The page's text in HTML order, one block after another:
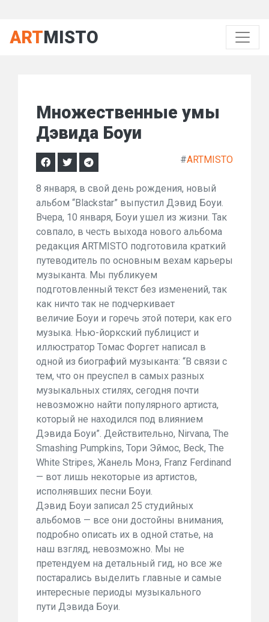
ARTMISTO
Множественные умы
Дэвида Боуи
#ARTMISTO
8 января, в свой день рождения, новый
альбом “Blackstar” выпустил Дэвид Боуи.
Вчера, 10 января, Боуи ушел из жизни. Так
совпало, в честь выхода нового альбома
редакция ARTMISTO подготовила краткий
путеводитель по основным вехам карьеры
музыканта. Мы публикуем
подготовленный текст без изменений, так
как ничто так не подчеркивает
величие Боуи и горечь этой потери, как его
музыка. Нью-йоркский публицист и
иллюстратор Томас Форгет написал в
одной из биографий музыканта: “В связи с
тем, что он преуспел в самых разных
музыкальных стилях, сегодня почти
невозможно найти популярного артиста,
который не находился под влиянием
Дэвида Боуи”. Действительно, Nirvana, The
Smashing Pumpkins, Тори Эймос, Beck, The
White Stripes, Жанель Монэ, Franz Ferdinand
— вот лишь некоторые из артистов,
исполнявших песни Боуи.
Дэвид Боуи записал 25 студийных
альбомов — все они достойны внимания,
подробно описать их в одной статье, на
наш взгляд, невозможно. Мы не
претендуем на детальный гид, но все же
постарались выделить главные и самые
интересные периоды музыкального
пути Дэвида Боуи.